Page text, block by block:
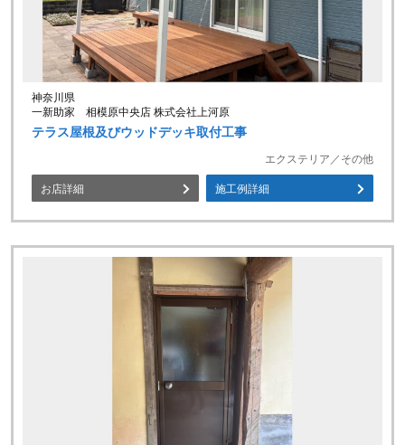
神奈川県
一新助家 相模原中央店 株式会社上河原
テラス屋根及びウッドデッキ取付工事
エクステリア／その他
お店詳細 施工例詳細